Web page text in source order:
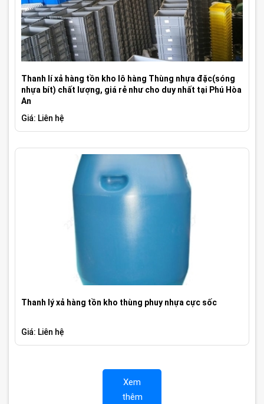
Thanh lí xả hàng tồn kho lô hàng Thùng nhựa đặc(sóng
nhựa bít) chất lượng, giá rẻ như cho duy nhất tại Phú Hòa
An
Giá: Liên hệ
Thanh lý xả hàng tồn kho thùng phuy nhựa cực sốc
Giá: Liên hệ
Xem
thêm